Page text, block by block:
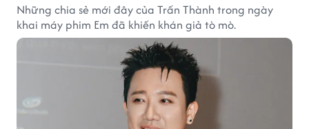
Những chia sẻ mới đây của Trấn Thành trong ngày
khai máy phim Em đã khiến khán giả tò mò.